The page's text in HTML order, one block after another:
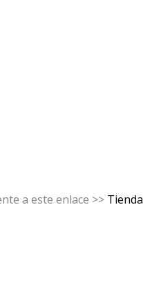
a este enlace >> Tienda